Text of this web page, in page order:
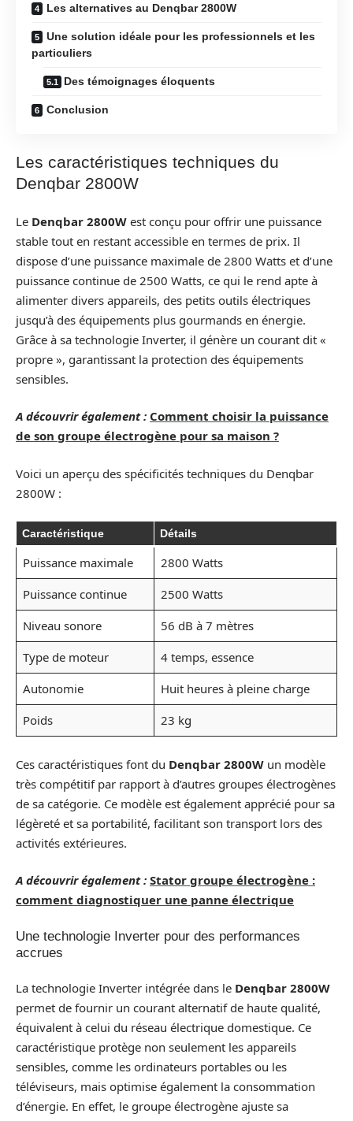
Les alternatives au Denqbar 2800W
Une solution idéale pour les professionnels et les
particuliers
Des témoignages éloquents
Conclusion
Les caractéristiques techniques du
Denqbar 2800W
Le Denqbar 2800W est conçu pour offrir une puissance
stable tout en restant accessible en termes de prix. Il
dispose d’une puissance maximale de 2800 Watts et d’une
puissance continue de 2500 Watts, ce qui le rend apte à
alimenter divers appareils, des petits outils électriques
jusqu’à des équipements plus gourmands en énergie.
Grâce à sa technologie Inverter, il génère un courant dit «
propre », garantissant la protection des équipements
sensibles.
A découvrir également : Comment choisir la puissance
de son groupe électrogène pour sa maison ?
Voici un aperçu des spécificités techniques du Denqbar
2800W :
Caractéristique Détails
Puissance maximale
2800 Watts
Puissance continue
2500 Watts
Niveau sonore
56 dB à 7 mètres
Type de moteur
4 temps, essence
Autonomie
Huit heures à pleine charge
Poids
23 kg
Ces caractéristiques font du Denqbar 2800W un modèle
très compétitif par rapport à d’autres groupes électrogènes
de sa catégorie. Ce modèle est également apprécié pour sa
légèreté et sa portabilité, facilitant son transport lors des
activités extérieures.
A découvrir également : Stator groupe électrogène :
comment diagnostiquer une panne électrique
Une technologie Inverter pour des performances
accrues
La technologie Inverter intégrée dans le Denqbar 2800W
permet de fournir un courant alternatif de haute qualité,
équivalent à celui du réseau électrique domestique. Ce
caractéristique protège non seulement les appareils
sensibles, comme les ordinateurs portables ou les
téléviseurs, mais optimise également la consommation
d’énergie. En effet, le groupe électrogène ajuste sa